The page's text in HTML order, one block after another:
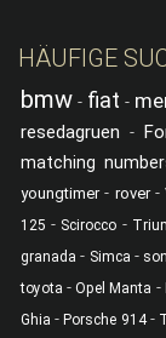
HÄUFIGE
bmw - fiat -
resedagruen -
matching
youngtimer- rover-
125 - Scirocco -
granada - Simca -
toyota -Opel Manta -
Ghia -Porsche 914-